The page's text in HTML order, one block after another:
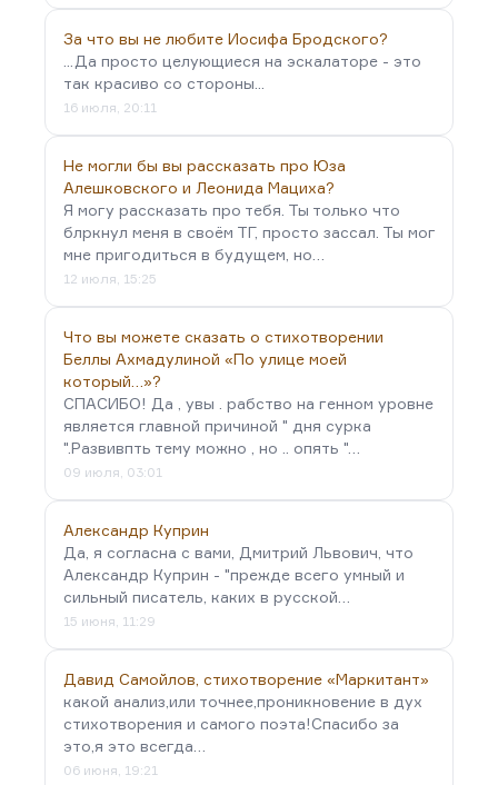
За что вы не любите Иосифа Бродского?
...Да просто целующиеся на эскалаторе - это
так красиво со стороны...
16 июля, 20:11
Не могли бы вы рассказать про Юза
Алешковского и Леонида Мациха?
Я могу рассказать про тебя. Ты только что
блркнул меня в своём ТГ, просто зассал. Ты мог
мне пригодиться в будущем, но…
12 июля, 15:25
Что вы можете сказать о стихотворении
Беллы Ахмадулиной «По улице моей
который…»?
СПАСИБО! Да , увы . рабство на генном уровне
является главной причиной " дня сурка
".Развивпть тему можно , но .. опять "…
09 июля, 03:01
Александр Куприн
Да, я согласна с вами, Дмитрий Львович, что
Александр Куприн - "прежде всего умный и
сильный писатель, каких в русской…
15 июня, 11:29
Давид Самойлов, стихотворение «Маркитант»
какой анализ,или точнее,проникновение в дух
стихотворения и самого поэта!Спасибо за
это,я это всегда…
06 июня, 19:21